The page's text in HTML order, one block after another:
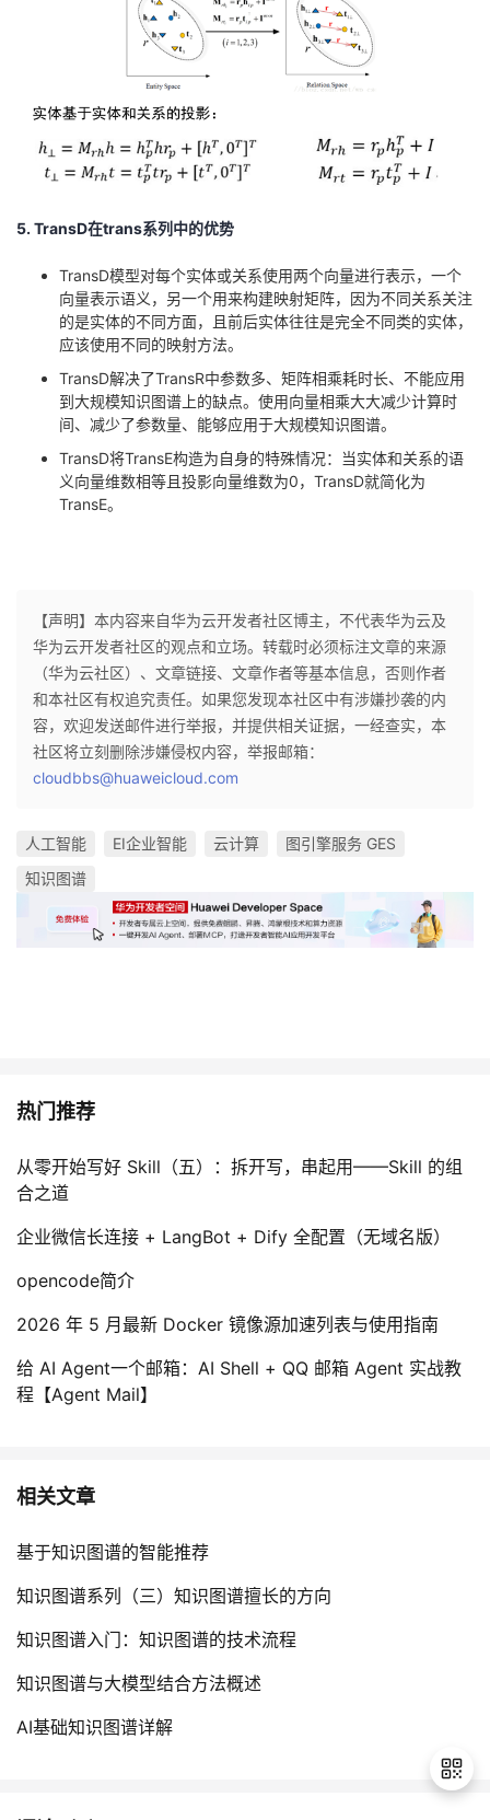
5. TransD在trans系列中的优势
TransD模型对每个实体或关系使用两个向量进行表示，一个
向量表示语义，另一个用来构建映射矩阵，因为不同关系关注
的是实体的不同方面，且前后实体往往是完全不同类的实体，
应该使用不同的映射方法。
TransD解决了TransR中参数多、矩阵相乘耗时长、不能应用
到大规模知识图谱上的缺点。使用向量相乘大大减少计算时
间、减少了参数量、能够应用于大规模知识图谱。
TransD将TransE构造为自身的特殊情况：当实体和关系的语
义向量维数相等且投影向量维数为0， TransD就简化为
TransE。
【声明】本内容来自华为云开发者社区博主，不代表华为云及
华为云开发者社区的观点和立场。转载时必须标注文章的来源
（华为云社区）、文章链接、文章作者等基本信息，否则作者
和本社区有权追究责任。如果您发现本社区中有涉嫌抄袭的内
容，欢迎发送邮件进行举报，并提供相关证据，一经查实，本
社区将立刻删除涉嫌侵权内容，举报邮箱：
cloudbbs@huaweicloud.com
人工智能 EI企业智能 云计算
图引擎服务 GES
知识图谱
热门推荐
从零开始写好 Skill（五）：拆开写，串起用——Skill 的组
合之道
企业微信长连接 + LangBot + Dify 全配置（无域名版）
opencode简介
2026 年 5 月最新 Docker 镜像源加速列表与使用指南
给 AI Agent一个邮箱：AI Shell + QQ 邮箱 Agent 实战教
程【Agent Mail】
相关文章
基于知识图谱的智能推荐
知识图谱系列（三）知识图谱擅长的方向
知识图谱入门：知识图谱的技术流程
知识图谱与大模型结合方法概述
AI基础知识图谱详解